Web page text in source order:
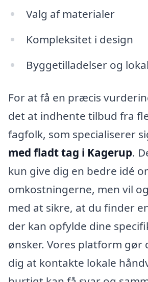
Valg af materialer
Kompleksitet i design
Byggetilladelser og
For at få en præcis
det at indhente tilbud fra
fagfolk, som specialiserer
med fladt tag i Kagerup.
kun give dig en bedre idé
omkostningerne, men vil
med at sikre, at du finder
der kan opfylde dine
ønsker. Vores platform gør
dig at kontakte lokale